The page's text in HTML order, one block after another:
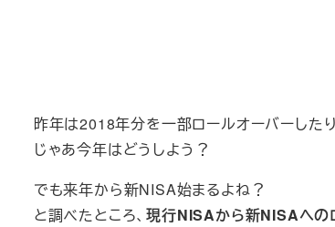
昨年は2018年分を一部ロールオーバーしたり
じゃあ今年はどうしよう？
でも来年から新NISA始まるよね？
と調べたところ、現行NISAから新NISAへの